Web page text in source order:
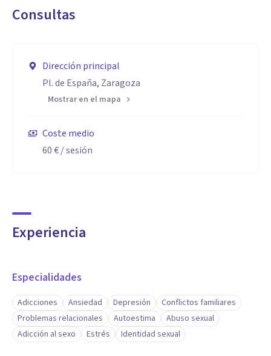
Consultas
Dirección principal
Pl. de España, Zaragoza
Mostrar en el mapa
Coste medio
60 €/ sesión
Experiencia
Especialidades
Adicciones Ansiedad Depresión
Conflictos familiares
Problemas relacionales
Autoestima
Abuso sexual
Adicción al sexo
Estrés Identidad sexual